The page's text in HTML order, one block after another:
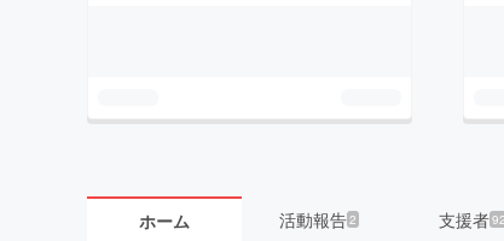
ホーム 活動報告2 支援者92